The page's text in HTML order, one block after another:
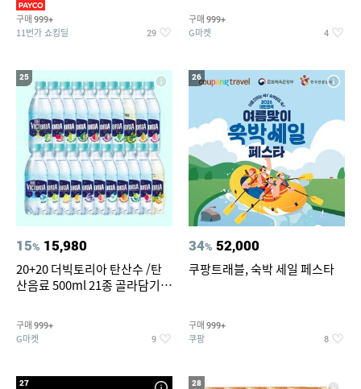
구매 999+
11번가 쇼킹딜 29
구매 999+
G마켓 4
25
15% 15,980
20+20 더빅토리아 탄산수 /탄
산음료 500ml 21종 골라담기
구매 999+
G마켓 9
26
34% 52,000
쿠팡트래블, 숙박 세일 페스타
구매 999+
쿠팡 8
27 28